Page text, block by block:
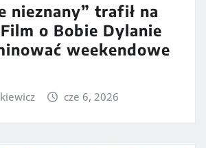
nieznany” trafił na
o Bobie Dylanie
weekendowe
cze 6, 2026